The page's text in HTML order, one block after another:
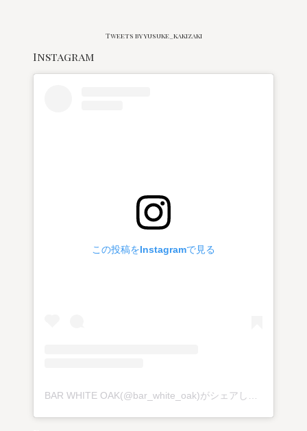
Tweets by yusuke_kakizaki
Instagram
この投稿をInstagramで見る
BAR WHITE OAK(@bar_white_oak)がシェアした投稿